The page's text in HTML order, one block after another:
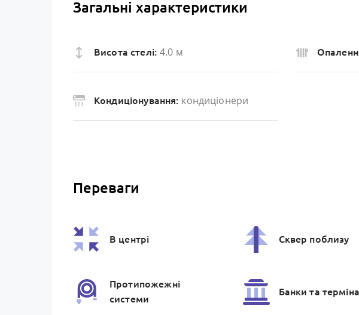
Загальні характеристики
Висота стелі: 4.0 м
Кондиціонування: кондиціонери
Переваги
В центрі Сквер поблизу
Протипожежнi
системи
Банки та